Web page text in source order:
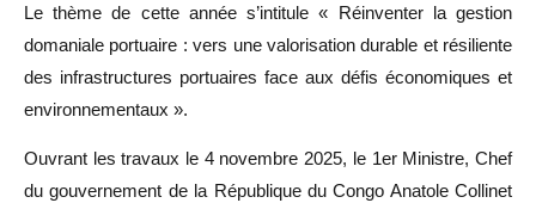
Le thème de cette année s’intitule « Réinventer la gestion
domaniale portuaire : vers une valorisation durable et résiliente
des infrastructures portuaires face aux défis économiques et
environnementaux ».
Ouvrant les travaux le 4 novembre 2025, le 1er Ministre, Chef
du gouvernement de la République du Congo Anatole Collinet